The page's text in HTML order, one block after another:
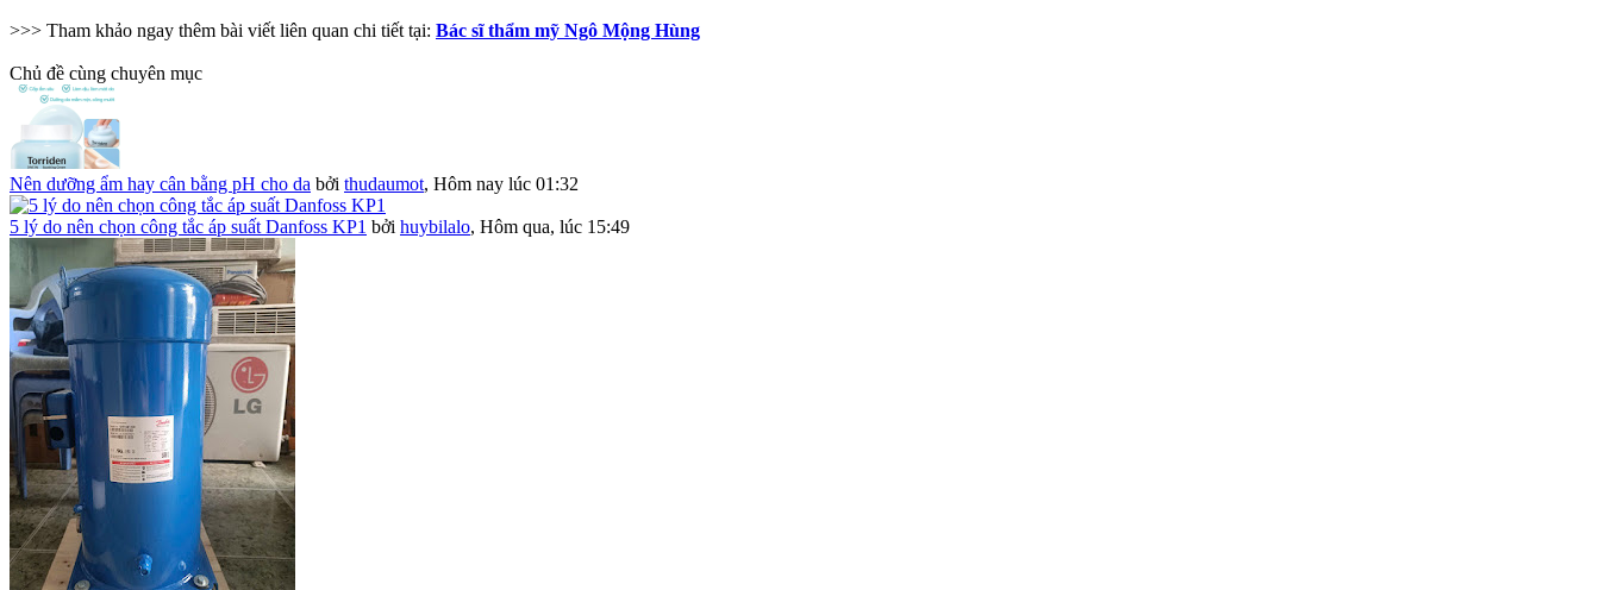
>>> Tham khảo ngay thêm bài viết liên quan chi tiết tại: Bác sĩ thẩm mỹ Ngô Mộng Hùng
Chủ đề cùng chuyên mục
Nên dưỡng ẩm hay cân bằng pH cho da bởi thudaumot, Hôm nay lúc 01:32
5 lý do nên chọn công tắc áp suất Danfoss KP1 bởi huybilalo, Hôm qua, lúc 15:49